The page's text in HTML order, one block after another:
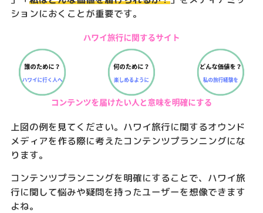
ションにおくことが重要です。
上図の例を見てください。ハワイ旅行に関するオウンド
メディアを作る際に考えたコンテンツプランニングにな
ります。
コンテンツプランニングを明確にすることで、ハワイ旅
行に関して悩みや疑問を持ったユーザーを想像できます
よね。